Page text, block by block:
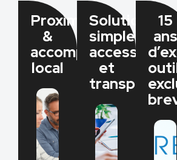
Proximité
&
accompagnement
local
Solutions
simples,
accessibles
et
15
ans